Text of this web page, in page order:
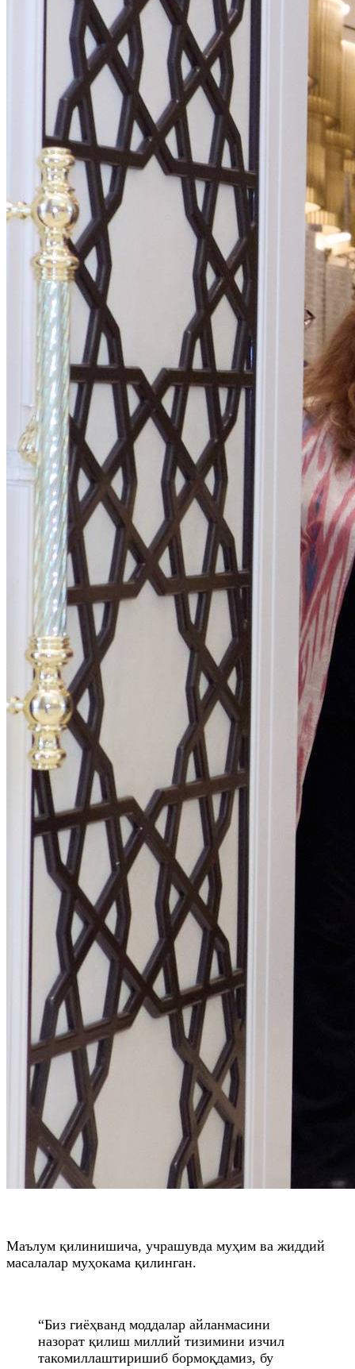
Маълум қилинишича, учрашувда муҳим ва жиддий
масалалар муҳокама қилинган.
“Биз гиёҳванд моддалар айланмасини
назорат қилиш миллий тизимини изчил
такомиллаштиришиб бормоқдамиз, бу